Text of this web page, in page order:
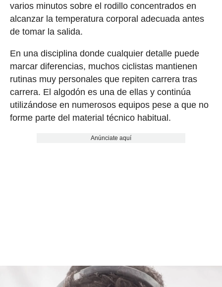
varios minutos sobre el rodillo concentrados en
alcanzar la temperatura corporal adecuada antes
de tomar la salida.
En una disciplina donde cualquier detalle puede
marcar diferencias, muchos ciclistas mantienen
rutinas muy personales que repiten carrera tras
carrera. El algodón es una de ellas y continúa
utilizándose en numerosos equipos pese a que no
forme parte del material técnico habitual.
Anúnciate aquí